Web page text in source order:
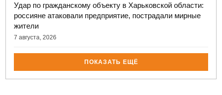
Удар по гражданскому объекту в Харьковской области:
россияне атаковали предприятие, пострадали мирные
жители
7 августа, 2026
ПОКАЗАТЬ ЕЩЁ